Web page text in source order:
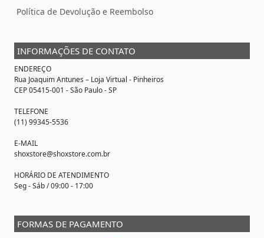
Política de Devolução e Reembolso
INFORMAÇÕES DE CONTATO
ENDEREÇO
Rua Joaquim Antunes – Loja Virtual - Pinheiros
CEP 05415-001 - São Paulo - SP
TELEFONE
(11) 99345-5536
E-MAIL
shoxstore@shoxstore.com.br
HORÁRIO DE ATENDIMENTO
Seg - Sáb / 09:00 - 17:00
FORMAS DE PAGAMENTO